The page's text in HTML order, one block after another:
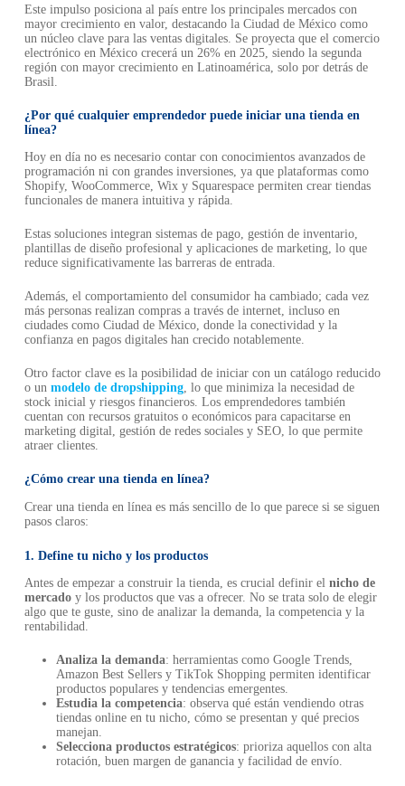
Este impulso posiciona al país entre los principales mercados con
mayor crecimiento en valor, destacando la Ciudad de México como
un núcleo clave para las ventas digitales. Se proyecta que el comercio
electrónico en México crecerá un 26% en 2025, siendo la segunda
región con mayor crecimiento en Latinoamérica, solo por detrás de
Brasil.
¿Por qué cualquier emprendedor puede iniciar una tienda en
línea?
Hoy en día no es necesario contar con conocimientos avanzados de
programación ni con grandes inversiones, ya que plataformas como
Shopify, WooCommerce, Wix y Squarespace permiten crear tiendas
funcionales de manera intuitiva y rápida.
Estas soluciones integran sistemas de pago, gestión de inventario,
plantillas de diseño profesional y aplicaciones de marketing, lo que
reduce significativamente las barreras de entrada.
Además, el comportamiento del consumidor ha cambiado; cada vez
más personas realizan compras a través de internet, incluso en
ciudades como Ciudad de México, donde la conectividad y la
confianza en pagos digitales han crecido notablemente.
Otro factor clave es la posibilidad de iniciar con un catálogo reducido
o un modelo de dropshipping, lo que minimiza la necesidad de
stock inicial y riesgos financieros. Los emprendedores también
cuentan con recursos gratuitos o económicos para capacitarse en
marketing digital, gestión de redes sociales y SEO, lo que permite
atraer clientes.
¿Cómo crear una tienda en línea?
Crear una tienda en línea es más sencillo de lo que parece si se siguen
pasos claros:
1. Define tu nicho y los productos
Antes de empezar a construir la tienda, es crucial definir el nicho de
mercadoy los productos que vas a ofrecer. No se trata solo de elegir
algo que te guste, sino de analizar la demanda, la competencia y la
rentabilidad.
Analiza la demanda: herramientas como Google Trends,
Amazon Best Sellers y TikTok Shopping permiten identificar
productos populares y tendencias emergentes.
Estudia la competencia: observa qué están vendiendo otras
tiendas online en tu nicho, cómo se presentan y qué precios
manejan.
Selecciona productos estratégicos: prioriza aquellos con alta
rotación, buen margen de ganancia y facilidad de envío.